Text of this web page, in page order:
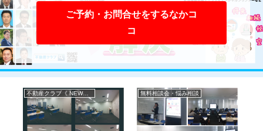
ご予約・お問合せをするなかコ
コ
不動産クラブ《 NEWS 》 無料相談会・悩み相談